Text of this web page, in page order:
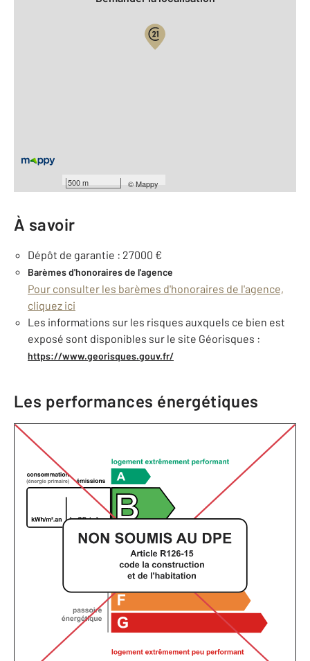
500 m ©Mappy
Général
Façade : 15 m
À savoir
Dépôt de garantie : 27000 €
Barèmes d'honoraires de l'agence
Pour consulter les barèmes d'honoraires de l'agence,
cliquez ici
Les informations sur les risques auxquels ce bien est
exposé sont disponibles sur le site Géorisques :
https://www.georisques.gouv.fr/
Les performances énergétiques